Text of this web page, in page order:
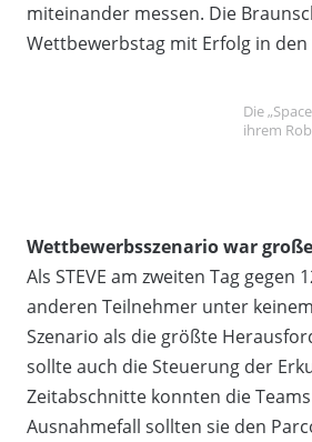
miteinander messen. Die
Wettbewerbstag mit Erfolg in den
Die
ihrem
Wettbewerbsszenario war
Als STEVE am zweiten Tag
anderen Teilnehmer unter
Szenario als die größte
sollte auch die Steuerung der
Zeitabschnitte konnten die
Ausnahmefall sollten sie den